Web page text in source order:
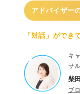
アドバイザー
「対話」ができ
キ
サ
柴
プ